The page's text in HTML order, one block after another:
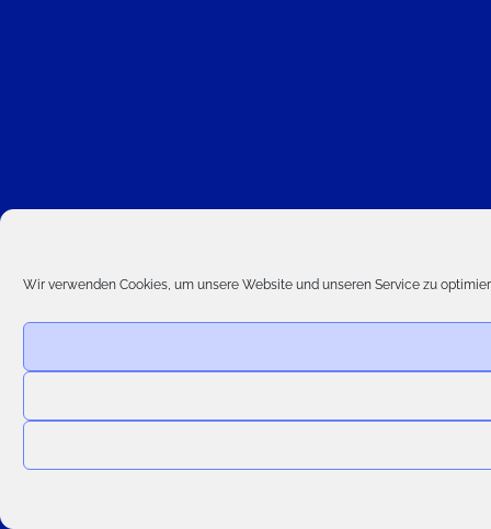
Wir verwenden Cookies, um unsere Website und unseren Service zu